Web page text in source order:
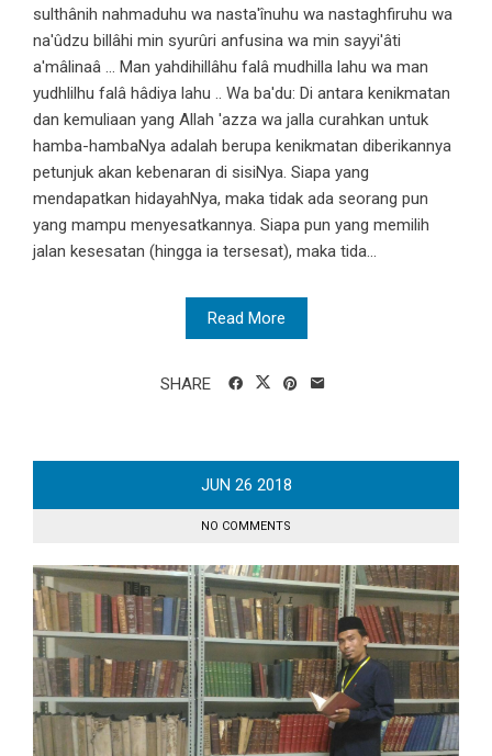
sulthânih nahmaduhu wa nasta'înuhu wa nastaghfiruhu wa
na'ûdzu billâhi min syurûri anfusina wa min sayyi'âti
a'mâlinaâ ... Man yahdihillâhu falâ mudhilla lahu wa man
yudhlilhu falâ hâdiya lahu .. Wa ba'du: Di antara kenikmatan
dan kemuliaan yang Allah 'azza wa jalla curahkan untuk
hamba-hambaNya adalah berupa kenikmatan diberikannya
petunjuk akan kebenaran di sisiNya. Siapa yang
mendapatkan hidayahNya, maka tidak ada seorang pun
yang mampu menyesatkannya. Siapa pun yang memilih
jalan kesesatan (hingga ia tersesat), maka tida...
Read More
SHARE
JUN 26 2018
NO COMMENTS